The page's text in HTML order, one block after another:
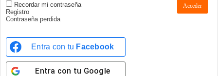
Recordar mi contraseña Acceder
Registro
Contraseña perdida
Entra con tu Facebook
Entra con tu Google